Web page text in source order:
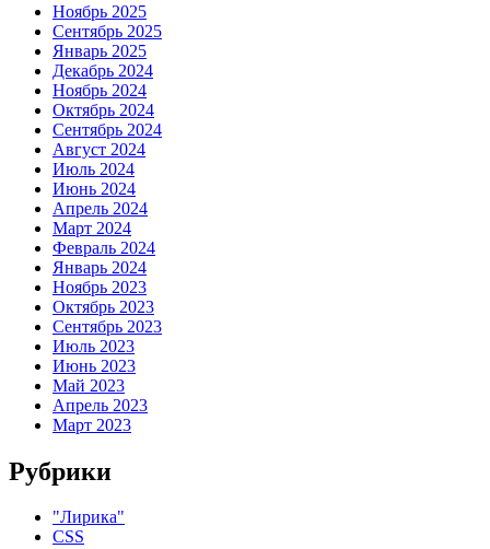
Ноябрь 2025
Сентябрь 2025
Январь 2025
Декабрь 2024
Ноябрь 2024
Октябрь 2024
Сентябрь 2024
Август 2024
Июль 2024
Июнь 2024
Апрель 2024
Март 2024
Февраль 2024
Январь 2024
Ноябрь 2023
Октябрь 2023
Сентябрь 2023
Июль 2023
Июнь 2023
Май 2023
Апрель 2023
Март 2023
Рубрики
"Лирика"
CSS